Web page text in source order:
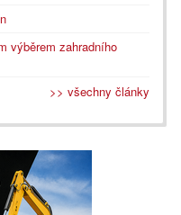
výběrem zahradního
>> všechny články